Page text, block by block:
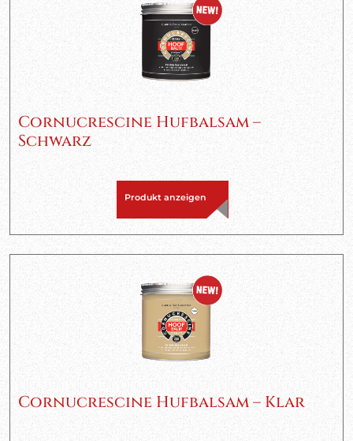
Cornucrescine Hufbalsam –
Schwarz
Produkt anzeigen
Cornucrescine Hufbalsam – Klar